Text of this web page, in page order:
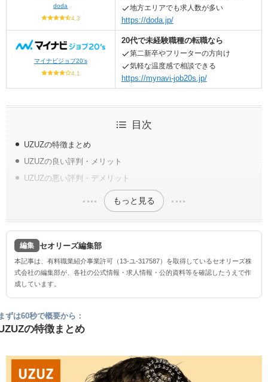
doda
4.3
地方エリアでも求人数が多い
https://doda.jp/
マイナビジョブ20’s
4.1
20代で未経験職種の転職なら
第二新卒やフリーターの方向け
気軽な温度感で相談できる
https://mynavi-job20s.jp/
目次
UZUZの特徴まとめ
UZUZの良い評判・メリット
UZUZの悪い評判・デメリット
もっと見る
編集 セオリーズ編集部
本記事は、有料職業紹介事業許可（13-ユ-317587）を取得しているセオリーズ株
式会社の編集部が、各社の公式情報・求人情報・公的資料等を確認したうえで作
成しています。
ずは60秒で概要から：
の特徴まとめ